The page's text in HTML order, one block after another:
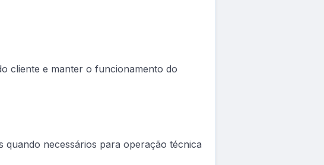
cliente e manter o funcionamento do
quando necessários para operação técnica